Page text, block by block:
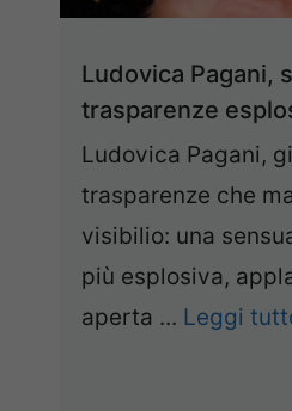
Ludovica Pagani,
trasparenze
Ludovica Pagani,
trasparenze che
visibilio: una
più esplosiva,
aperta ... Leggi